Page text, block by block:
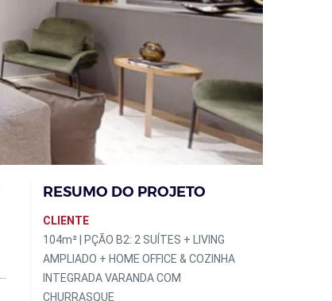
RESUMO DO PROJETO
CLIENTE
104m² | PÇÃO B2: 2 SUÍTES + LIVING
AMPLIADO + HOME OFFICE & COZINHA
INTEGRADA VARANDA COM
CHURRASQUE